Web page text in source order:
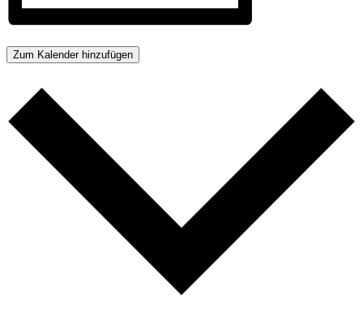
Zum Kalender hinzufügen